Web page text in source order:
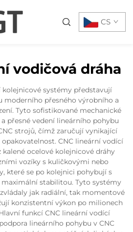
CS
vodičová dráha
kolejnicové systémy představují
moderního přesného výrobního a
Tyto sofistikované mechanické
přesné vedení lineárního pohybu
strojů, čímž zaručují vynikající
CNC lineární vodící
kalené ocelové kolejnicové dráhy
vozíky s kuličkovými nebo
které se po kolejnici pohybují s
stabilitou. Tyto systémy
jak radiální, tak momentové
konzistentní výkon po milionech
funkcí CNC lineární vodící
lineárního pohybu v CNC